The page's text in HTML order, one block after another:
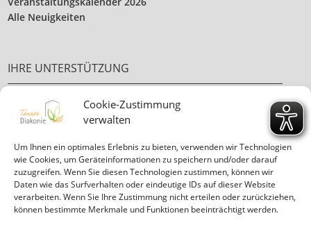
Cookie-Zustimmung
verwalten
Um Ihnen ein optimales Erlebnis zu bieten, verwenden wir Technologien
wie Cookies, um Geräteinformationen zu speichern und/oder darauf
zuzugreifen. Wenn Sie diesen Technologien zustimmen, können wir
Daten wie das Surfverhalten oder eindeutige IDs auf dieser Website
verarbeiten. Wenn Sie Ihre Zustimmung nicht erteilen oder zurückziehen,
können bestimmte Merkmale und Funktionen beeinträchtigt werden.
Alle Neuigkeiten
IHRE UNTERSTÜTZUNG
Ehrenamt
Ihre Spende
Informationen in